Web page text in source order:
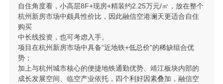
自住角度看，小高层8F+现房+精装约2.25万元/㎡，放在整个
杭州新房市场中颇具性价比，因此融信空港澜天更适合自住
购买
中长线投资，也可考虑入手。
项目在杭州新房市场中具备“近地铁+低总价”的稀缺组合优
势；
加上与杭州城市核心的便捷地铁通勤优势、靖江板块内部的
成长发展空间、临空产业依托，四个利好因素叠加，融信空